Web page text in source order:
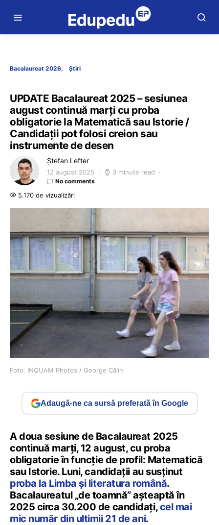
Bacalaureat 2026 Știri
UPDATE Bacalaureat 2025 – sesiunea
august continuă marți cu proba
obligatorie la Matematică sau Istorie /
Candidații pot folosi creion sau
instrumente de desen
Ștefan Lefter
12 august 2025 3 minute read
No comments
5.170 de vizualizări
Foto: INQUAM Photos / George Călin
Adaugă-ne ca sursă preferată în Google
A doua sesiune de Bacalaureat 2025
continuă marți, 12 august, cu proba
obligatorie în funcție de profil: Matematică
sau Istorie. Luni, candidații au susținut
proba la Limba și literatura română.
Bacalaureatul „de toamnă” așteaptă în
2025 circa 30.200 de candidați,cel mai
mic număr din ultimii 21 de ani.